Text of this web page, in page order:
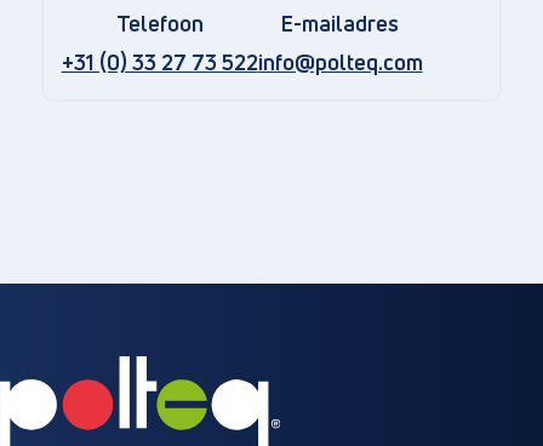
Telefoon
+31 (0) 33 27 73 522
E-mailadres
info@polteq.com